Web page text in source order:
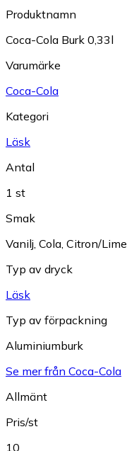
Produktnamn
Coca-Cola Burk 0,33l
Varumärke
Coca-Cola
Kategori
Läsk
Antal
1 st
Smak
Vanilj Cola Citron/Lime
Typ av dryck
Läsk
Typ av förpackning
Aluminiumburk
Se mer från Coca-Cola
Allmänt
Pris/st
10